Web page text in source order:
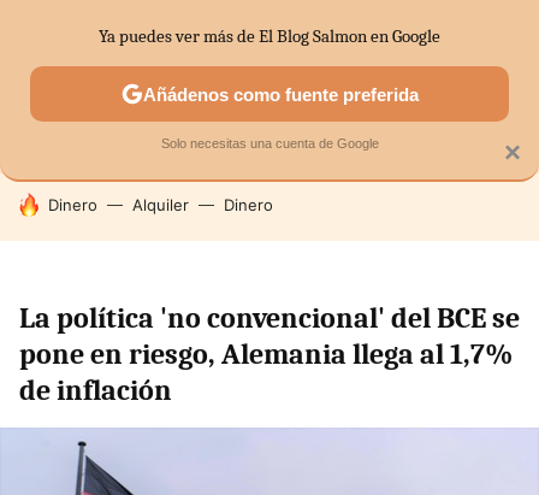
SECTORES ECONOMÍA DOMÉSTICA MERCADOS
HOY SE HABLA DE
Dinero Alquiler Dinero
La política 'no convencional' del BCE se
pone en riesgo, Alemania llega al 1,7%
de inflación
×
Ya puedes ver más de El Blog Salmon en Google
Añádenos como fuente preferida
Solo necesitas una cuenta de Google